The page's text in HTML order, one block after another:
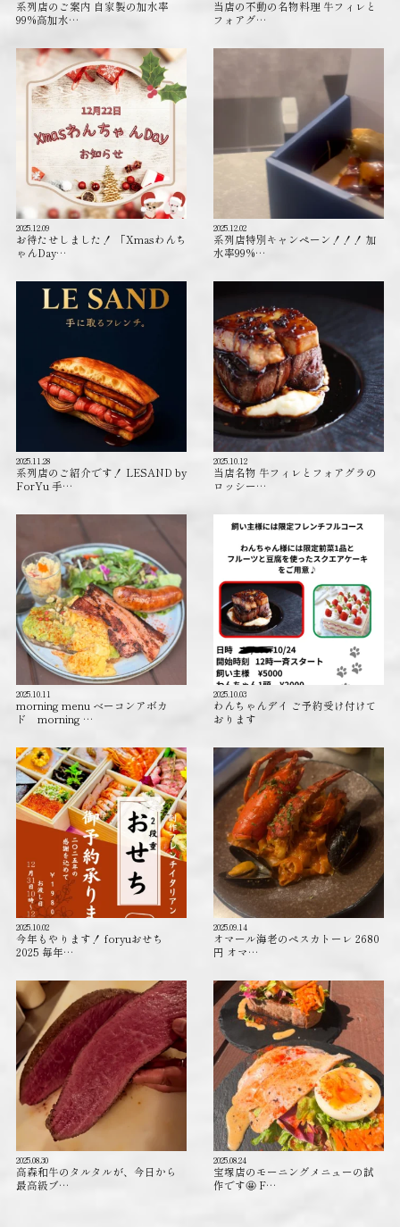
系列店のご案内 自家製の加水率
99%高加水…
当店の不動の名物料理 牛フィレと
フォアグ…
2025.12.09
お待たせしました！ 「Xmasわんち
ゃんDay…
2025.12.02
系列店特別キャンペーン！！！ 加
水率99%…
2025.11.28
系列店のご紹介です！ LESAND by
ForYu 手…
2025.10.12
当店名物 牛フィレとフォアグラの
ロッシー…
2025.10.11
morning menu ベーコンアボカ
ド morning …
2025.10.03
わんちゃんデイ ご予約受け付けて
おります️
2025.10.02
今年もやります！ foryuおせち
2025 毎年…
2025.09.14
オマール海老のペスカトーレ 2680
円 オマ…
2025.08.30
高森和牛のタルタルが、今日から
最高級ブ…
2025.08.24
宝塚店のモーニングメニューの試
作です🤩 F…